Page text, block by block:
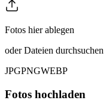
Fotos hier ablegen
oder Dateien durchsuchen
JPGPNGWEBP
Fotos hochladen